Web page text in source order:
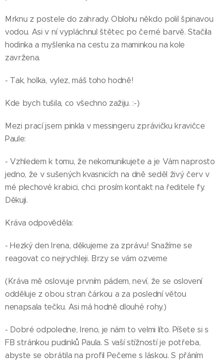
Mrknu z postele do zahrady. Oblohu někdo polil špinavou
vodou. Asi v ní vypláchnul štětec po černé barvě. Stačila
hodinka a myšlenka na cestu za maminkou na kole
zavržena.
- Tak, holka, vylez, máš toho hodně!
Kde bych tušila, co všechno zažiju. :-)
Mezi prací jsem pinkla v messingeru zprávičku kravičce
Paule:
- Vzhledem k tomu, že nekomunikujete a je Vám naprosto
jedno, že v sušených kvasnicích na dně seděl živý červ v
mé plechové krabici, chci prosím kontakt na ředitele fy.
Děkuji.
Kráva odpověděla:
- Hezký den Irena, děkujeme za zprávu! Snažíme se
reagovat co nejrychleji. Brzy se vám ozveme
(Kráva mě oslovuje prvním pádem, neví, že se oslovení
odděluje z obou stran čárkou a za poslední větou
nenapsala tečku. Asi má hodně dlouhé rohy.)
- Dobré odpoledne, Ireno, je nám to velmi líto. Píšete si s
FB stránkou pudinků Paula. S vaší stížností je potřeba,
abyste se obrátila na profil Pečeme s láskou. S přáním